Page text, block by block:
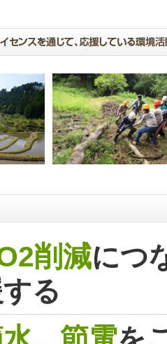
削減につ
る